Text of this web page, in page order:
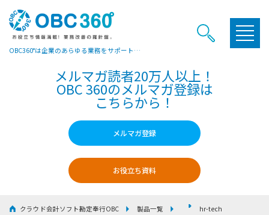
OBC360°は企業のあらゆる業務をサポートするヒントやお役立ち情報をご提供しています
メルマガ読者20万人以上！
OBC 360のメルマガ登録は
こちらから！
メルマガ登録
お役立ち資料
クラウド会計ソフト勘定奉行OBC 製品一覧 hr-tech